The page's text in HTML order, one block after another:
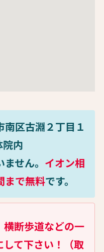
区古淵２丁目１
院内
せん。 イオン相
まで無料です。
横断歩道などの一
て下さい！（取